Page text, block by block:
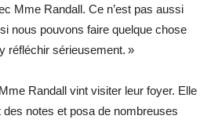
Mme Randall. Ce n’est pas aussi
nous pouvons faire quelque chose
réfléchir sérieusement. »
Randall vint visiter leur foyer. Elle
notes et posa de nombreuses